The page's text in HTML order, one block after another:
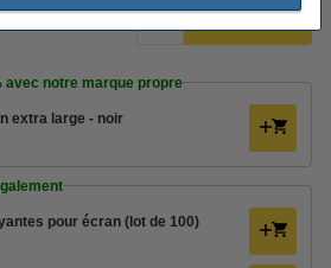
€
avec notre marque propre
extra large - noir
pour écran (lot de 100)